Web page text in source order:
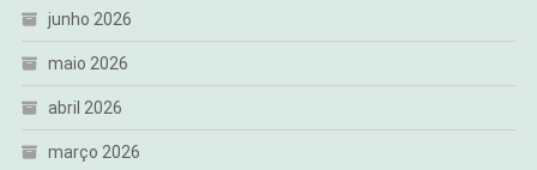
junho 2026
maio 2026
abril 2026
março 2026